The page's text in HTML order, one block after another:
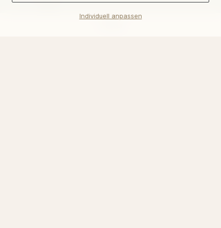
Folgen
Individuell anpassen